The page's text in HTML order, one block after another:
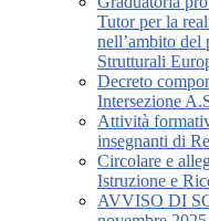
Tutor per la
nell’ambito del
Strutturali
Decreto
Intersezione
Attività
insegnanti di
Circolare e
Istruzione e
AVVISO DI